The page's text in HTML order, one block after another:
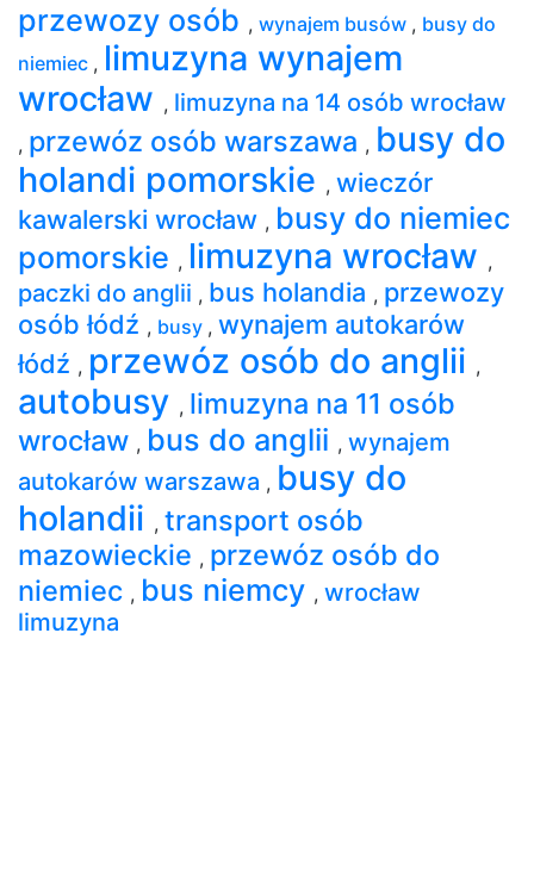
przewozy osób , wynajem busów , busy do
niemiec , limuzyna wynajem
wrocław , limuzyna na 14 osób wrocław
, przewóz osób warszawa , busy do
holandi pomorskie , wieczór
kawalerski wrocław , busy do niemiec
pomorskie , limuzyna wrocław ,
paczki do anglii , bus holandia , przewozy
osób łódź , busy , wynajem autokarów
łódź , przewóz osób do anglii ,
autobusy , limuzyna na 11 osób
wrocław , bus do anglii , wynajem
autokarów warszawa , busy do
holandii , transport osób
mazowieckie , przewóz osób do
niemiec , bus niemcy , wrocław
limuzyna